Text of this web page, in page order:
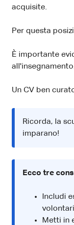
acquisite.
Per questa
È importante
Un CV ben
Ricorda, la
imparano!
Ecco tre
Includi
Metti in